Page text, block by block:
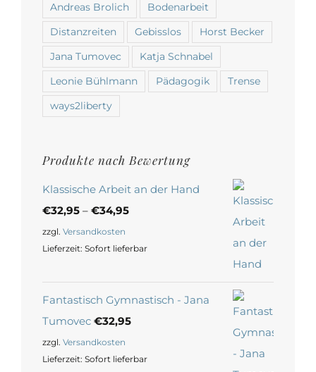
Andreas Brolich Bodenarbeit
Distanzreiten Gebisslos Horst Becker
Jana Tumovec Katja Schnabel
Leonie Bühlmann Pädagogik Trense
ways2liberty
Produkte nach Bewertung
Klassische Arbeit an der Hand
€32,95 – €34,95
zzgl. Versandkosten
Lieferzeit: Sofort lieferbar
Fantastisch Gymnastisch - Jana
Tumovec €32,95
zzgl. Versandkosten
Lieferzeit: Sofort lieferbar